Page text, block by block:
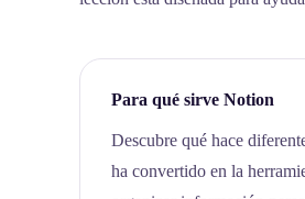
Para qué sirve Notion
Descubre qué hace
ha convertido en la